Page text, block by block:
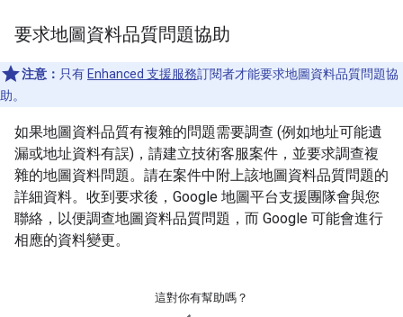
要求地圖資料品質問題協助
注意： 只有 Enhanced 支援服務訂閱者才能要求地圖資料品質問題協
助。
如果地圖資料品質有複雜的問題需要調查 (例如地址可能遺
漏或地址資料有誤)，請建立技術客服案件，並要求調查複
雜的地圖資料問題。請在案件中附上該地圖資料品質問題的
詳細資料。收到要求後，Google 地圖平台支援團隊會與您
聯絡，以便調查地圖資料品質問題，而 Google 可能會進行
相應的資料變更。
這對你有幫助嗎？